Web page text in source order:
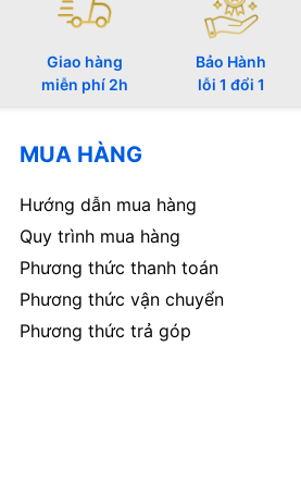
Giao hàng
miễn phí 2h
Bảo Hành
lỗi 1 đổi 1
MUA HÀNG
Hướng dẫn mua hàng
Quy trình mua hàng
Phương thức thanh toán
Phương thức vận chuyển
Phương thức trả góp